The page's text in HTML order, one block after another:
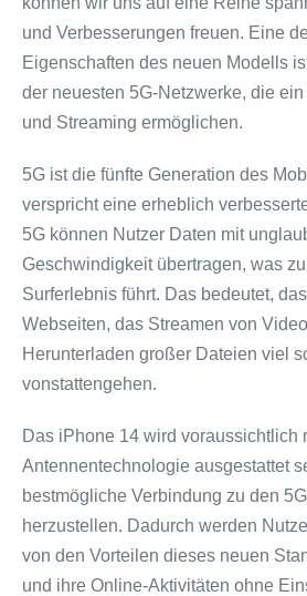
und Verbesserungen freuen. Eine
Eigenschaften des neuen Modells
der neuesten 5G-Netzwerke, die
und Streaming ermöglichen.
5G ist die fünfte Generation des
verspricht eine erheblich
5G können Nutzer Daten mit
Geschwindigkeit übertragen, was
Surferlebnis führt. Das bedeutet,
Webseiten, das Streamen von
Herunterladen großer Dateien viel
vonstattengehen.
Das iPhone 14 wird voraussichtlich
Antennentechnologie ausgestattet
bestmögliche Verbindung zu den
herzustellen. Dadurch werden
von den Vorteilen dieses neuen
und ihre Online-Aktivitäten ohne